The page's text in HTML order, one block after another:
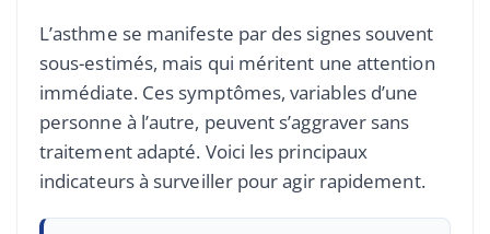
L’asthme se manifeste par des signes souvent
sous-estimés, mais qui méritent une attention
immédiate. Ces symptômes, variables d’une
personne à l’autre, peuvent s’aggraver sans
traitement adapté. Voici les principaux
indicateurs à surveiller pour agir rapidement.